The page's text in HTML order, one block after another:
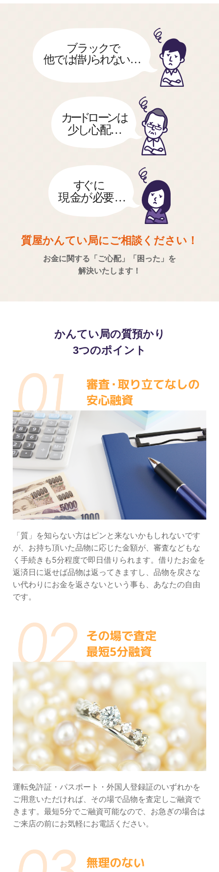
質屋かんてい局にご相談ください！
お金に関する「ご心配」「困った」を
解決いたします！
かんてい局の質預かり
3つのポイント
「質」を知らない方はピンと来ないかもしれないです
が、お持ち頂いた品物に応じた金額が、審査などもな
く手続きも5分程度で即日借りられます。借りたお金を
返済日に返せば品物は返ってきますし、品物を戻さな
い代わりにお金を返さないという事も、あなたの自由
です。
運転免許証・パスポート・外国人登録証のいずれかを
ご用意いただければ、その場で品物を査定しご融資で
きます。最短5分でご融資可能なので、お急ぎの場合は
ご来店の前にお気軽にお電話ください。